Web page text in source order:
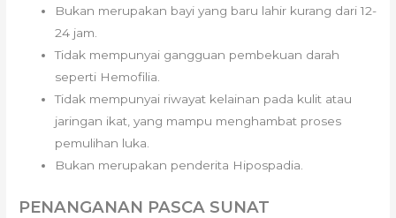
Bukan merupakan bayi yang baru lahir kurang dari 12-
24 jam.
Tidak mempunyai gangguan pembekuan darah
seperti Hemofilia.
Tidak mempunyai riwayat kelainan pada kulit atau
jaringan ikat, yang mampu menghambat proses
pemulihan luka.
Bukan merupakan penderita Hipospadia.
PENANGANAN PASCA SUNAT